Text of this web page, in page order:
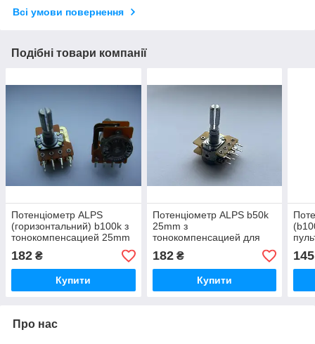
Всі умови повернення
Подібні товари компанії
Потенціометр ALPS
(горизонтальний) b100k з
тонокомпенсацией 25mm
для пультів,
182 ₴
Купити
Потенціометр ALPS b50k
25mm з
тонокомпенсацией для
пультів,
182₴
Купити
145
Про нас